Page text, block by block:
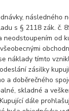
následného
s § 2118 zák. č.
neodstoupením od
náklady tímto
zásilky
a doběrečného
skladné a
dále